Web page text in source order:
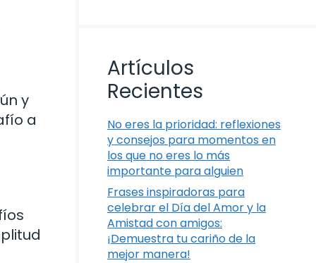
y
a
Artículos
Recientes
No eres la prioridad: reflexiones
y consejos para momentos en
los que no eres lo más
importante para alguien
Frases inspiradoras para
celebrar el Día del Amor y la
Amistad con amigos:
¡Demuestra tu cariño de la
mejor manera!